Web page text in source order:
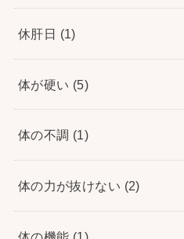
休肝日 (1)
体が硬い (5)
体の不調 (1)
体の力が抜けない (2)